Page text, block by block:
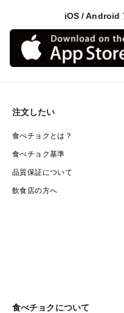
iOS / Android
注文したい
食べチョクとは？
食べチョク基準
品質保証について
飲食店の方へ
食べチョクについて